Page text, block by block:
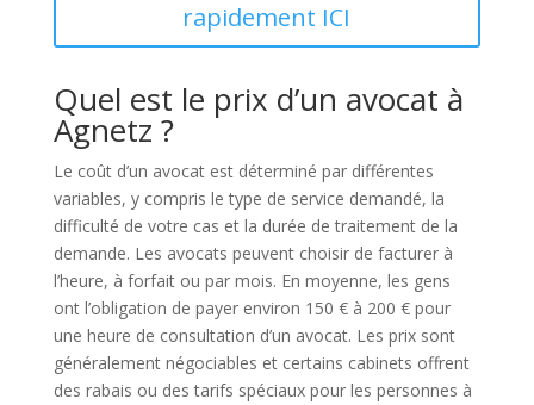
rapidement ICI
Quel est le prix d’un avocat à
Agnetz ?
Le coût d’un avocat est déterminé par différentes
variables, y compris le type de service demandé, la
difficulté de votre cas et la durée de traitement de la
demande. Les avocats peuvent choisir de facturer à
l’heure, à forfait ou par mois. En moyenne, les gens
ont l’obligation de payer environ 150 € à 200 € pour
une heure de consultation d’un avocat. Les prix sont
généralement négociables et certains cabinets offrent
des rabais ou des tarifs spéciaux pour les personnes à